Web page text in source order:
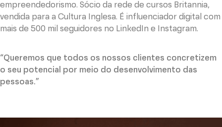
empreendedorismo. Sócio da rede de cursos Britannia,
vendida para a Cultura Inglesa. É influenciador digital com
mais de 500 mil seguidores no LinkedIn e Instagram.
“Queremos que todos os nossos clientes concretizem
o seu potencial por meio do desenvolvimento das
pessoas.”